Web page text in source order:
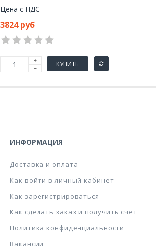
Цена с НДС
3824 руб
КУПИТЬ
ИНФОРМАЦИЯ
Доставка и оплата
Как войти в личный кабинет
Как зарегистрироваться
Как сделать заказ и получить счет
Политика конфиденциальности
Вакансии